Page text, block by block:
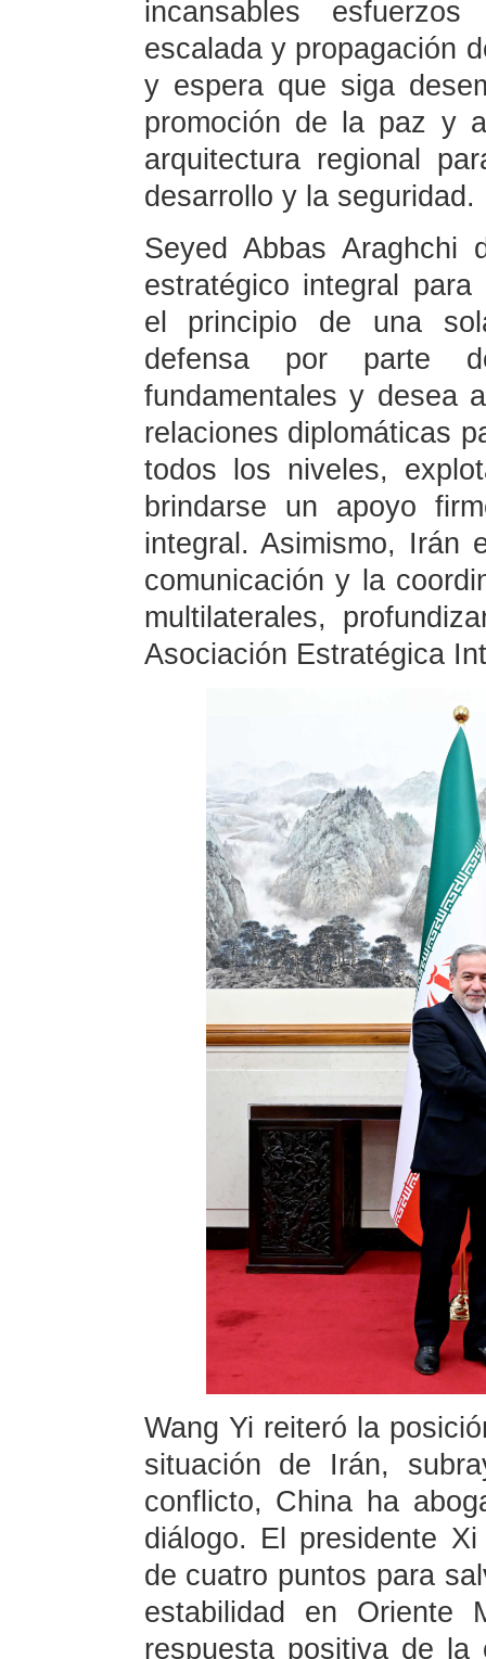
incansables
escalada y propagación
y espera que siga
promoción de la paz y
arquitectura regional
desarrollo y la seguridad.
Seyed Abbas Araghchi
estratégico integral
el principio de una
defensa por parte
fundamentales y desea
relaciones diplomáticas
todos los niveles,
brindarse un apoyo
integral. Asimismo, Irán
comunicación y la
multilaterales,
Asociación Estratégica
Wang Yi reiteró la
situación de Irán,
conflicto, China ha
diálogo. El presidente
de cuatro puntos para
estabilidad en Oriente
respuesta positiva de la